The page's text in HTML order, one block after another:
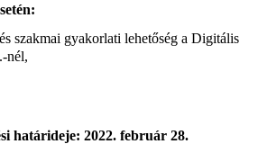
szakmai gyakorlati lehetőség a Digitális
nél,
határideje: 2022. február 28.